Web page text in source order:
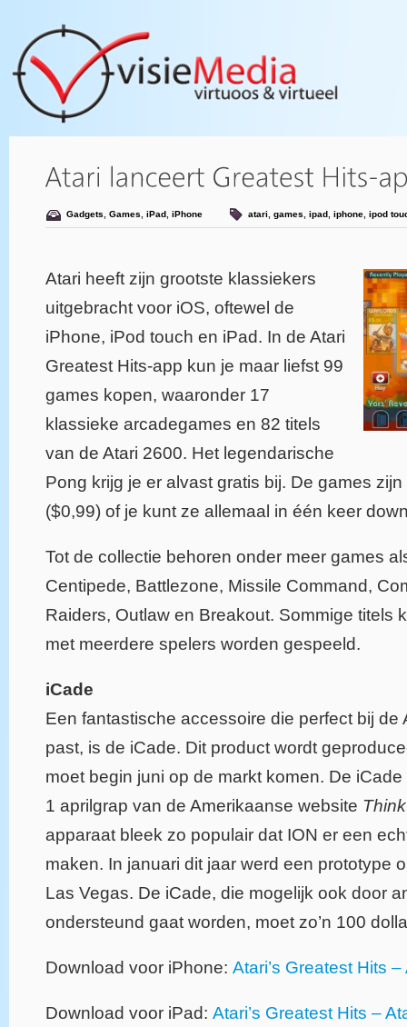
Gadgets, Games, iPad, iPhone atari, games, ipad, iphone, ipod
Atari heeft zijn grootste klassiekers
uitgebracht voor iOS, oftewel de
iPhone, iPod touch en iPad. In de Atari
Greatest Hits-app kun je maar liefst 99
games kopen, waaronder 17
klassieke arcadegames en 82 titels
van de Atari 2600. Het legendarische
Pong krijg je er alvast gratis bij. De games
($0,99) of je kunt ze allemaal in één keer
Tot de collectie behoren onder meer games
Centipede, Battlezone, Missile Command,
Raiders, Outlaw en Breakout. Sommige titels
met meerdere spelers worden gespeeld.
iCade
Een fantastische accessoire die perfect bij de
past, is de iCade. Dit product wordt
moet begin juni op de markt komen. De
1 aprilgrap van de Amerikaanse website
apparaat bleek zo populair dat ION er een
maken. In januari dit jaar werd een prototype
Las Vegas. De iCade, die mogelijk ook door
ondersteund gaat worden, moet zo’n 100
Download voor iPhone: Atari’s Greatest Hits –
Download voor iPad: Atari’s Greatest Hits –